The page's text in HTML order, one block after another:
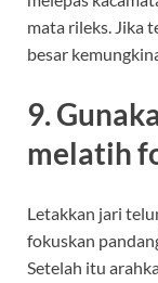
mata rileks. Jika
besar
9.
melatih
Letakkan jari
fokuskan
Setelah itu